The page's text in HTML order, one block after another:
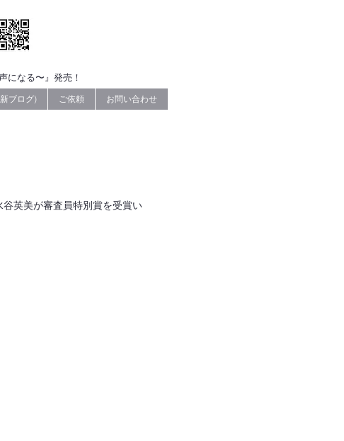
になる〜』発売！
ブログ) ご依頼 お問い合わせ
英美が審査員特別賞を受賞い